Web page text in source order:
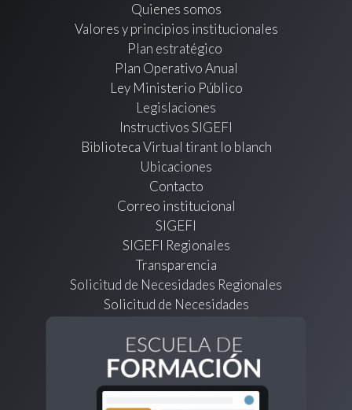
Quienes somos
Valores y principios institucionales
Plan estratégico
Plan Operativo Anual
Ley Ministerio Público
Legislaciones
Instructivos SIGEFI
Biblioteca Virtual tirant lo blanch
Ubicaciones
Contacto
Correo institucional
SIGEFI
SIGEFI Regionales
Transparencia
Solicitud de Necesidades Regionales
Solicitud de Necesidades